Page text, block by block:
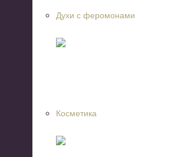
Духи с феромонами
Косметика